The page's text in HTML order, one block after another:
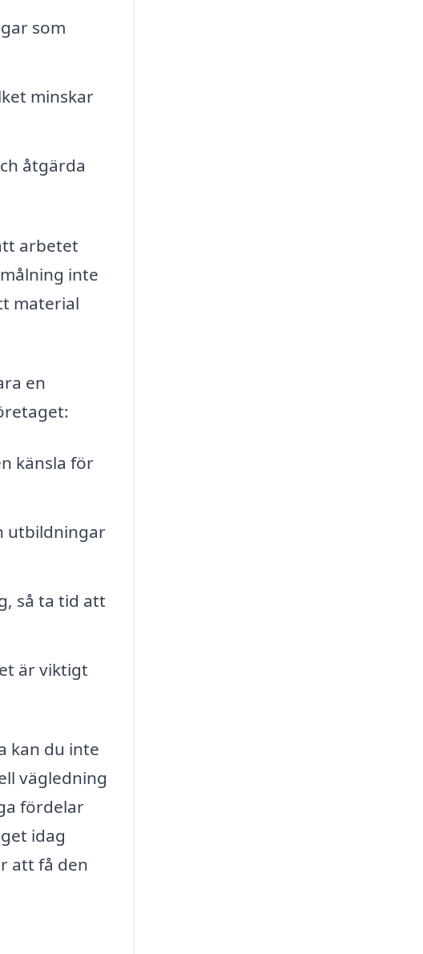
som
minskar
åtgärda
arbetet
inte
material
en
känsla för
utbildningar
så ta tid att
är viktigt
kan du inte
vägledning
fördelar
idag
att få den